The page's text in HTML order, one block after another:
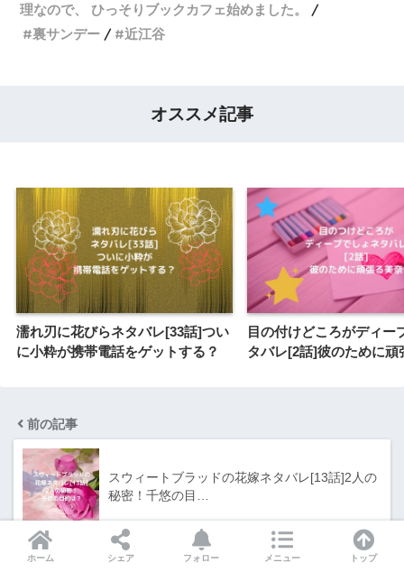
理なので、 ひっそりブックカフェ始めました。
裏サンデー
近江谷
オススメ記事
濡れ刃に花びらネタバレ[33話]つい
に小粋が携帯電話をゲットする？
目の付けどころがディー
タバレ[2話]彼のために頑
前の記事
スウィートブラッドの花嫁ネタバレ[13話]2人の
秘密！千悠の目…
ホーム シェア フォロー メニュー トップ